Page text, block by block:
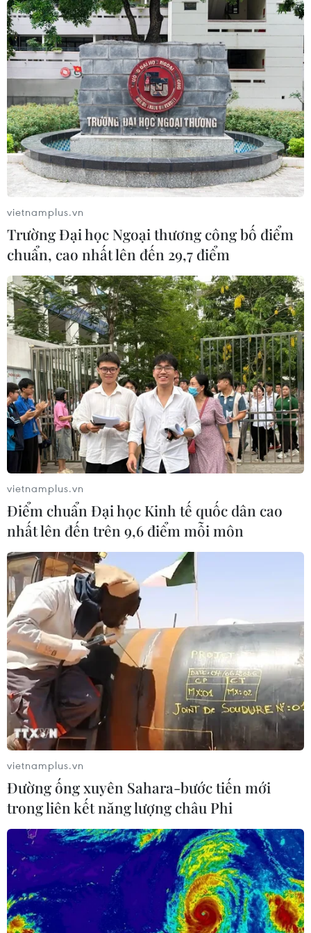
vietnamplus.vn
Trường Đại học Ngoại thương công bố điểm
chuẩn, cao nhất lên đến 29,7 điểm
vietnamplus.vn
Điểm chuẩn Đại học Kinh tế quốc dân cao
nhất lên đến trên 9,6 điểm mỗi môn
vietnamplus.vn
Đường ống xuyên Sahara-bước tiến mới
trong liên kết năng lượng châu Phi